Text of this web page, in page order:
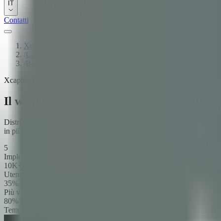
IT
Contatti
Xcapit
/Laboratori
Xcapit Labs / Bonum
Il wallet digitale a circuito chiuso per
Distribuisci benefit non remunerativi digitalmente, potenzia i
in più per i dipendenti.
5
Implementazioni
10K+
Utenti
35%
Più valore
80%
Tempo risparmiato